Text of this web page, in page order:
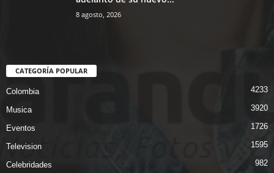
8 agosto, 2026
CATEGORÍA POPULAR
Colombia 4233
Musica 3920
Eventos 1726
Television 1595
Celebridades 982